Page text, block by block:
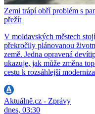
Zemi trápí obří problém s
přežít
V moldavských městech
překročily plánovanou
země. Jedna opravená
ukazuje, jak může změna
cestu k rozsáhlejší
Aktuálně.cz - Zprávy
dnes, 03:30